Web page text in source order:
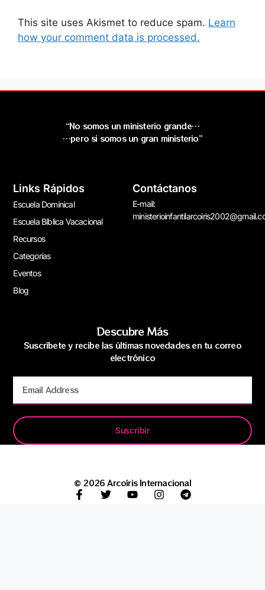
This site uses Akismet to reduce spam. Learn
how your comment data is processed.
“No somos un ministerio grande…
…pero si somos un gran ministerio”
Links Rápidos
Escuela Dominical
Escuela Bíblica Vacacional
Recursos
Categorías
Eventos
Blog
Contáctanos
E-mail:
Descubre Más
Suscríbete y recibe las últimas novedades en tu correo
electrónico
Suscribir
© 2026 Arcoíris Internacional